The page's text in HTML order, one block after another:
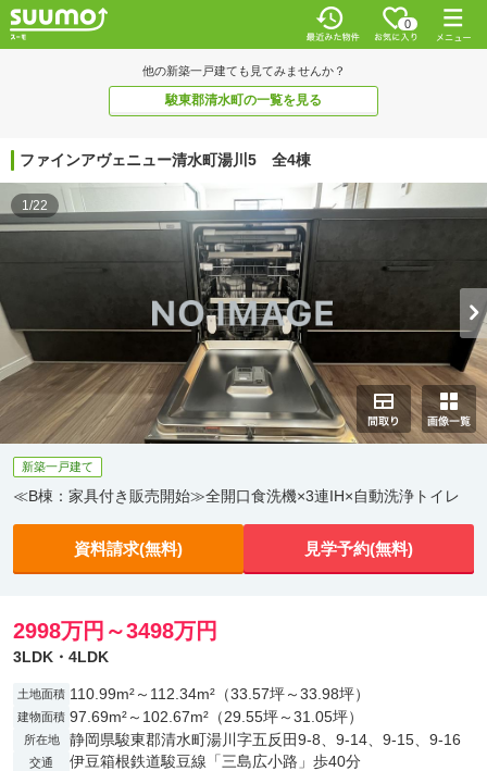
0
他の新築一戸建ても見てみませんか？
駿東郡清水町の一覧を見る
ファインアヴェニュー清水町湯川5 全4棟
1/22
新築一戸建て
≪B棟：家具付き販売開始≫全開口食洗機×3連IH×自動洗浄トイレ
資料請求(無料) 見学予約(無料)
2998万円～3498万円
3LDK・4LDK
土地面積 110.99m²～112.34m²（33.57坪～33.98坪）
建物面積 97.69m²～102.67m²（29.55坪～31.05坪）
所在地 静岡県駿東郡清水町湯川字五反田9-8、9-14、9-15、9-16
交通
伊豆箱根鉄道駿豆線「三島広小路」歩40分